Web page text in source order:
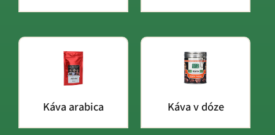
Káva arabica Káva v dóze